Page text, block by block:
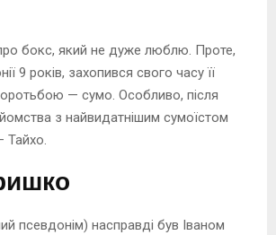
бокс, який не дуже люблю. Проте,
9 років, захопився свого часу її
— сумо. Особливо, після
з найвидатнішим сумоїстом
Тайхо.
псевдонім) насправді був Іваном